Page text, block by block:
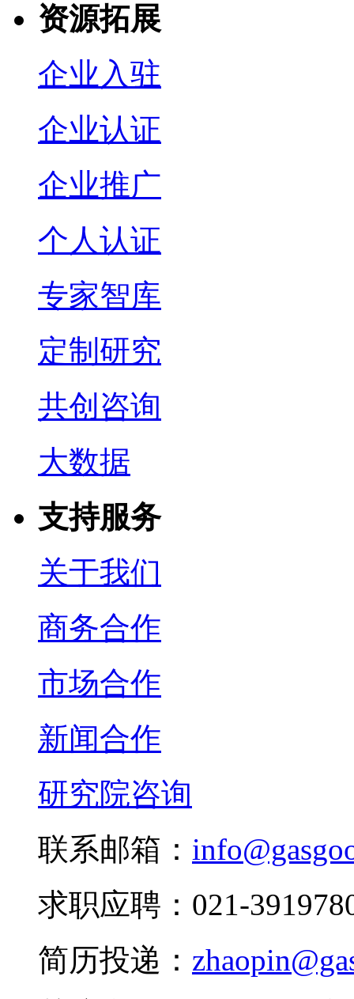
资源拓展
企业入驻
企业认证
企业推广
个人认证
专家智库
定制研究
共创咨询
大数据
支持服务
关于我们
商务合作
市场合作
新闻合作
研究院咨询
联系邮箱：
求职应聘：021-
简历投递：